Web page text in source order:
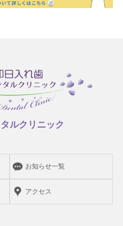
ルクリニック
お知らせ一覧
アクセス